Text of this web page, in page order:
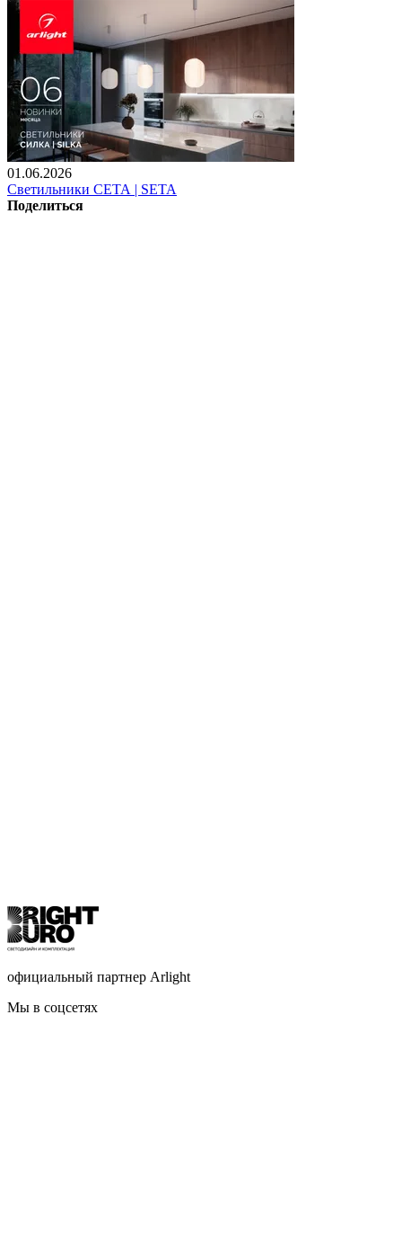
01.06.2026
Светильники СЕТА | SETA
Поделиться
официальный партнер Arlight
Мы в соцсетях